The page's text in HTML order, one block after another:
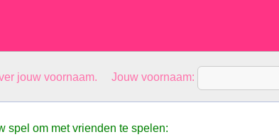
jouw voornaam. Jouw voornaam:
spel om met vrienden te spelen: